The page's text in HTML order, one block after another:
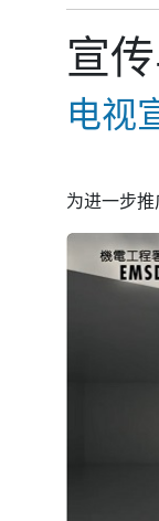
宣
电视
为进一步推